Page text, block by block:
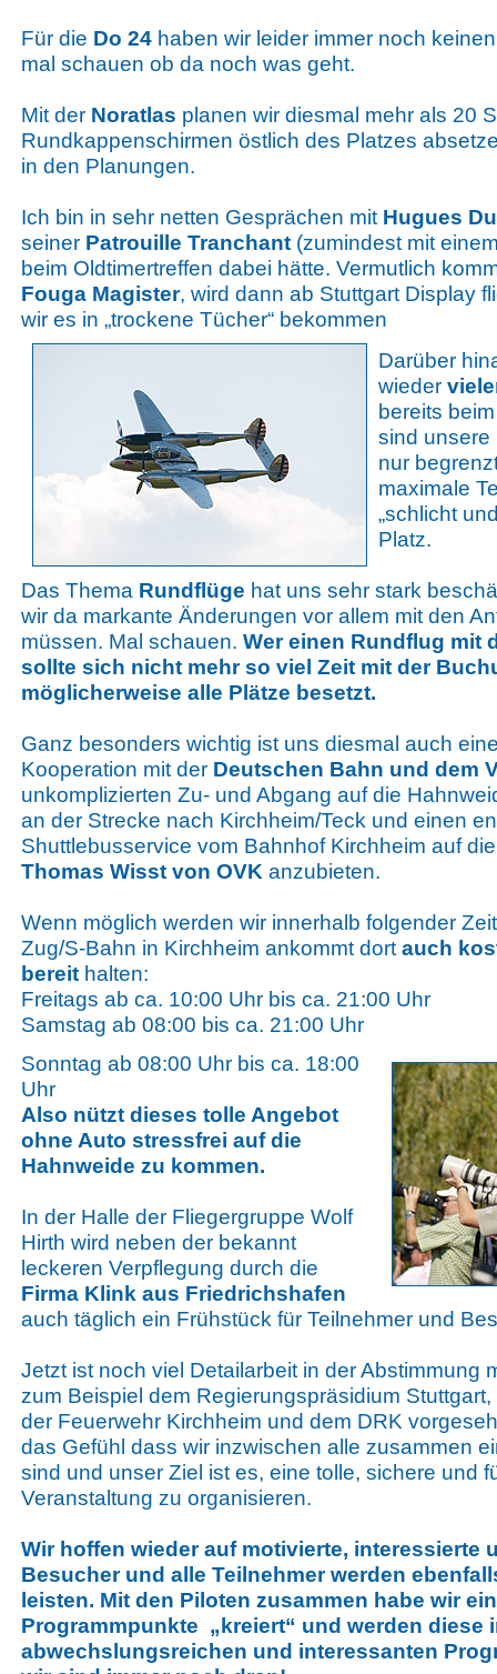
Für die Do 24 haben wir leider immer noch
mal schauen ob da noch was geht.
Mit der Noratlas planen wir diesmal mehr als 20
Rundkappenschirmen östlich des Platzes
in den Planungen.
Ich bin in sehr netten Gesprächen mit Hugues
seiner Patrouille Tranchant (zumindest mit
beim Oldtimertreffen dabei hätte. Vermutlich
Fouga Magister, wird dann ab Stuttgart Display
wir es in „trockene Tücher“ bekommen
Darüber
wieder
bereits
sind unsere
nur
maximale
„schlicht
Platz.
Das Thema Rundflüge hat uns sehr stark
wir da markante Änderungen vor allem mit den
müssen. Mal schauen. Wer einen Rundflug mit
sollte sich nicht mehr so viel Zeit mit der
möglicherweise alle Plätze besetzt.
Ganz besonders wichtig ist uns diesmal auch
Kooperation mit der Deutschen Bahn und dem
unkomplizierten Zu- und Abgang auf die
an der Strecke nach Kirchheim/Teck und einen
Shuttlebusservice vom Bahnhof Kirchheim auf
Thomas Wisst von OVK anzubieten.
Wenn möglich werden wir innerhalb folgender
Zug/S-Bahn in Kirchheim ankommt dort auch
bereit halten:
Freitags ab ca. 10:00 Uhr bis ca. 21:00 Uhr
Samstag ab 08:00 bis ca. 21:00 Uhr
Sonntag ab 08:00 Uhr bis ca. 18:00
Uhr
Also nützt dieses tolle Angebot
ohne Auto stressfrei auf die
Hahnweide zu kommen.
In der Halle der Fliegergruppe Wolf
Hirth wird neben der bekannt
leckeren Verpflegung durch die
Firma Klink aus Friedrichshafen
auch täglich ein Frühstück für Teilnehmer und
Jetzt ist noch viel Detailarbeit in der Abstimmung
zum Beispiel dem Regierungspräsidium
der Feuerwehr Kirchheim und dem DRK
das Gefühl dass wir inzwischen alle zusammen
sind und unser Ziel ist es, eine tolle, sichere und
Veranstaltung zu organisieren.
Wir hoffen wieder auf motivierte, interessierte
Besucher und alle Teilnehmer werden
leisten. Mit den Piloten zusammen habe wir
Programmpunkte „kreiert“ und werden diese
abwechslungsreichen und interessanten